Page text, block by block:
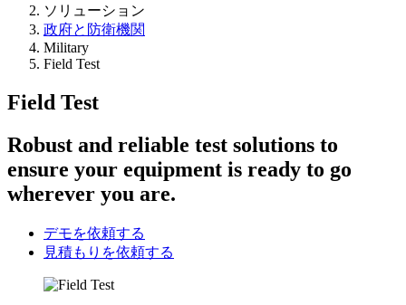
ソリューション
政府と防衛機関
Military
Field Test
Field Test
Robust and reliable test solutions to
ensure your equipment is ready to go
wherever you are.
デモを依頼する
見積もりを依頼する